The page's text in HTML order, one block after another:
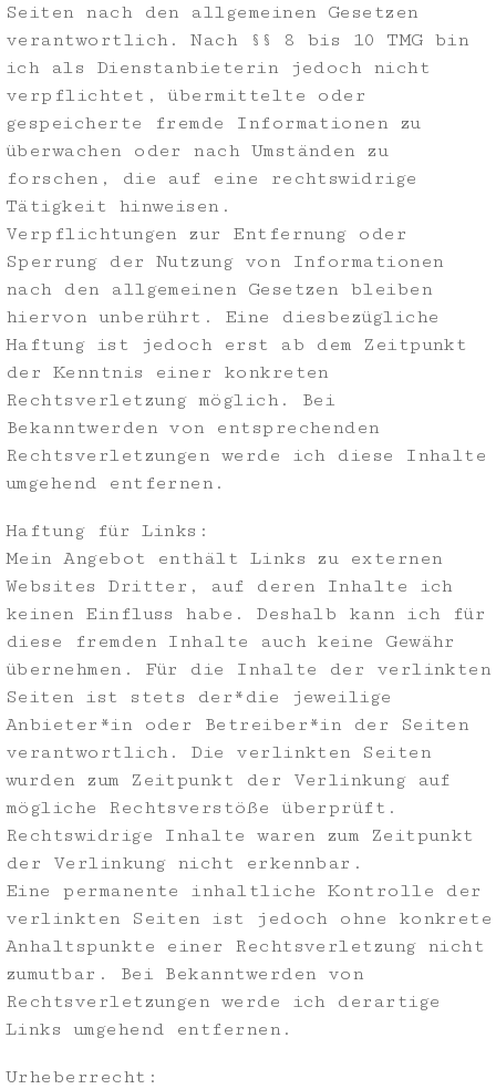
Seiten nach den allgemeinen Gesetzen
verantwortlich. Nach §§ 8 bis 10 TMG bin
ich als Dienstanbieterin jedoch nicht
verpflichtet, übermittelte oder
gespeicherte fremde Informationen zu
überwachen oder nach Umständen zu
forschen, die auf eine rechtswidrige
Tätigkeit hinweisen.
Verpflichtungen zur Entfernung oder
Sperrung der Nutzung von Informationen
nach den allgemeinen Gesetzen bleiben
hiervon unberührt. Eine diesbezügliche
Haftung ist jedoch erst ab dem Zeitpunkt
der Kenntnis einer konkreten
Rechtsverletzung möglich. Bei
Bekanntwerden von entsprechenden
Rechtsverletzungen werde ich diese Inhalte
umgehend entfernen.
Haftung für Links:
Mein Angebot enthält Links zu externen
Websites Dritter, auf deren Inhalte ich
keinen Einfluss habe. Deshalb kann ich für
diese fremden Inhalte auch keine Gewähr
übernehmen. Für die Inhalte der verlinkten
Seiten ist stets der*die jeweilige
Anbieter*in oder Betreiber*in der Seiten
verantwortlich. Die verlinkten Seiten
wurden zum Zeitpunkt der Verlinkung auf
mögliche Rechtsverstöße überprüft.
Rechtswidrige Inhalte waren zum Zeitpunkt
der Verlinkung nicht erkennbar.
Eine permanente inhaltliche Kontrolle der
verlinkten Seiten ist jedoch ohne konkrete
Anhaltspunkte einer Rechtsverletzung nicht
zumutbar. Bei Bekanntwerden von
Rechtsverletzungen werde ich derartige
Links umgehend entfernen.
Urheberrecht: